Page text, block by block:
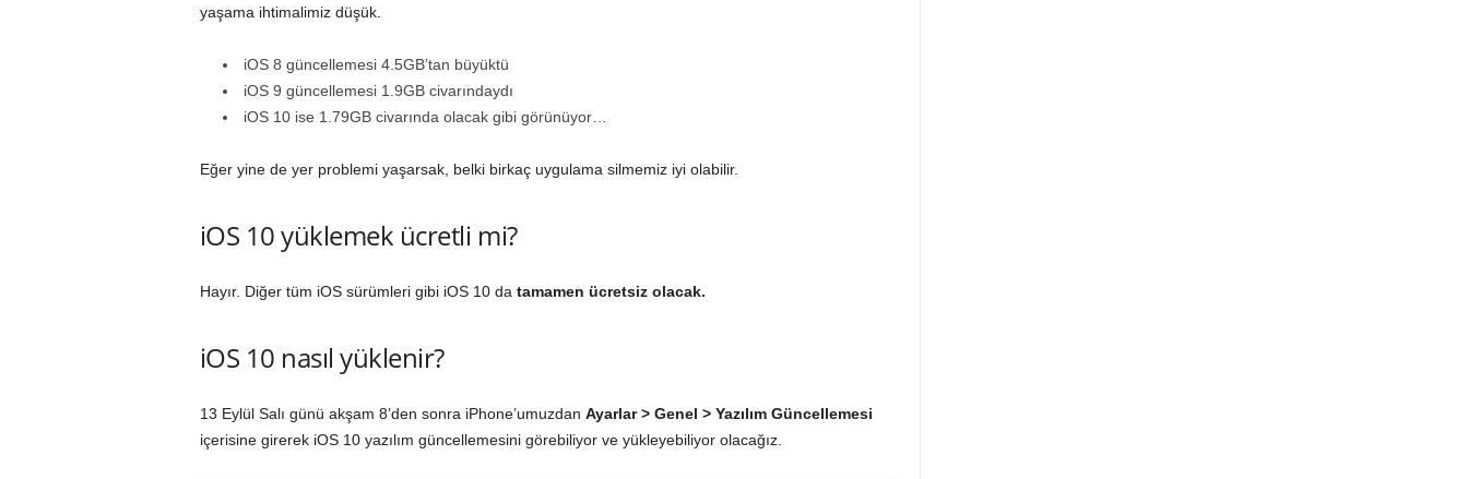
yaşama ihtimalimiz düşük.
iOS 8 güncellemesi 4.5GB’tan büyüktü
iOS 9 güncellemesi 1.9GB civarındaydı
iOS 10 ise 1.79GB civarında olacak gibi görünüyor…
Eğer yine de yer problemi yaşarsak, belki birkaç uygulama silmemiz iyi olabilir.
iOS 10 yüklemek ücretli mi?
Hayır. Diğer tüm iOS sürümleri gibi iOS 10 da tamamen ücretsiz olacak.
iOS 10 nasıl yüklenir?
13 Eylül Salı günü akşam 8’den sonra iPhone’umuzdan Ayarlar > Genel > Yazılım Güncellemesi
içerisine girerek iOS 10 yazılım güncellemesini görebiliyor ve yükleyebiliyor olacağız.